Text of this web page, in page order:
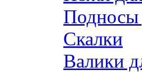
Подносы
Скалки
Валики